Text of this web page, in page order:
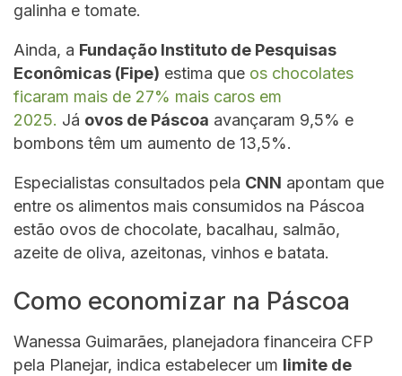
galinha e tomate.
Ainda, a Fundação Instituto de Pesquisas
Econômicas (Fipe) estima que os chocolates
ficaram mais de 27% mais caros em
2025. Já ovos de Páscoa avançaram 9,5% e
bombons têm um aumento de 13,5%.
Especialistas consultados pela CNN apontam que
entre os alimentos mais consumidos na Páscoa
estão ovos de chocolate, bacalhau, salmão,
azeite de oliva, azeitonas, vinhos e batata.
Como economizar na Páscoa
Wanessa Guimarães, planejadora financeira CFP
pela Planejar, indica estabelecer um limite de